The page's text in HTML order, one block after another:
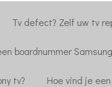
Tv defect? Zelf uw tv
boardnummer
tv? Hoe vind je